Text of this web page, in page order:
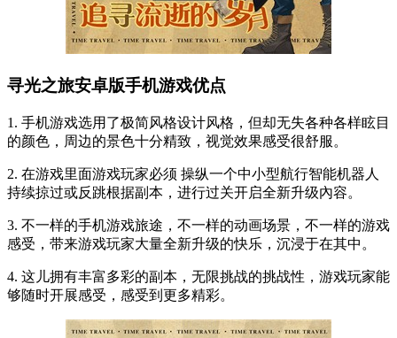
寻光之旅安卓版手机游戏优点
1. 手机游戏选用了极简风格设计风格，但却无失各种各样眩目
的颜色，周边的景色十分精致，视觉效果感受很舒服。
2. 在游戏里面游戏玩家必须 操纵一个中小型航行智能机器人
持续掠过或反跳根据副本，进行过关开启全新升级內容。
3. 不一样的手机游戏旅途，不一样的动画场景，不一样的游戏
感受，带来游戏玩家大量全新升级的快乐，沉浸于在其中。
4. 这儿拥有丰富多彩的副本，无限挑战的挑战性，游戏玩家能
够随时开展感受，感受到更多精彩。